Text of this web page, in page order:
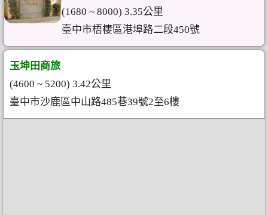
(1680 ~ 8000) 3.35公里
臺中市梧棲區港埠路二段450號
玉坤田商旅
(4600 ~ 5200) 3.42公里
臺中市沙鹿區中山路485巷39號2至6樓